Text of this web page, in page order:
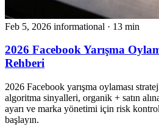
Feb 5, 2026 informational · 13 min
2026 Facebook Yarışma
Rehberi
2026 Facebook yarışma oylaması
algoritma sinyalleri, organik + satın
ayarı ve marka yönetimi için risk
başlayın.